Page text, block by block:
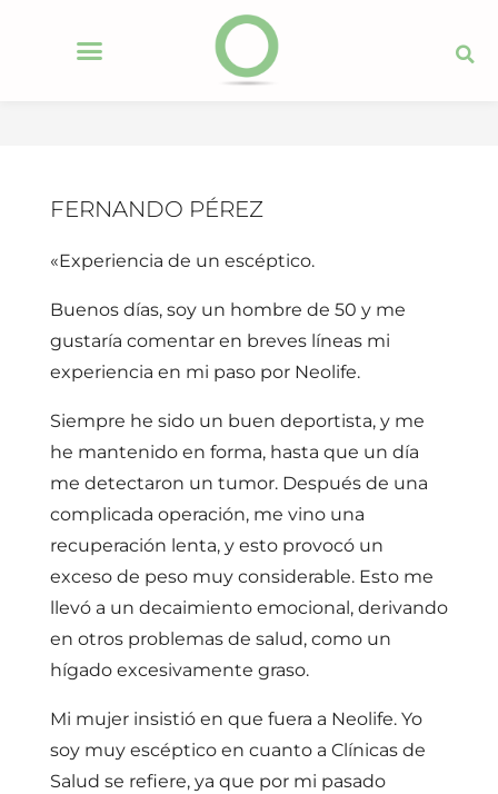
FERNANDO PÉREZ
«Experiencia de un escéptico.
Buenos días, soy un hombre de 50 y me
gustaría comentar en breves líneas mi
experiencia en mi paso por Neolife.
Siempre he sido un buen deportista, y me
he mantenido en forma, hasta que un día
me detectaron un tumor. Después de una
complicada operación, me vino una
recuperación lenta, y esto provocó un
exceso de peso muy considerable. Esto me
llevó a un decaimiento emocional, derivando
en otros problemas de salud, como un
hígado excesivamente graso.
Mi mujer insistió en que fuera a Neolife. Yo
soy muy escéptico en cuanto a Clínicas de
Salud se refiere, ya que por mi pasado